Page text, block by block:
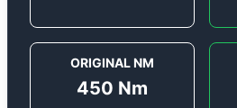
ORIGINAL NM
450 Nm